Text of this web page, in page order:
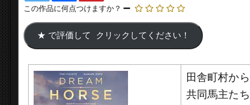
この作品に何点つけますか？
田舎町村か
共同馬主た